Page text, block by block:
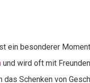
ein besonderer
und wird oft mit
das Schenken von